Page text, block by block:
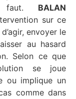
faut. BALAN
sur ce
envoyer le
au hasard
Selon ce que
se joue
ou implique un
comme dans